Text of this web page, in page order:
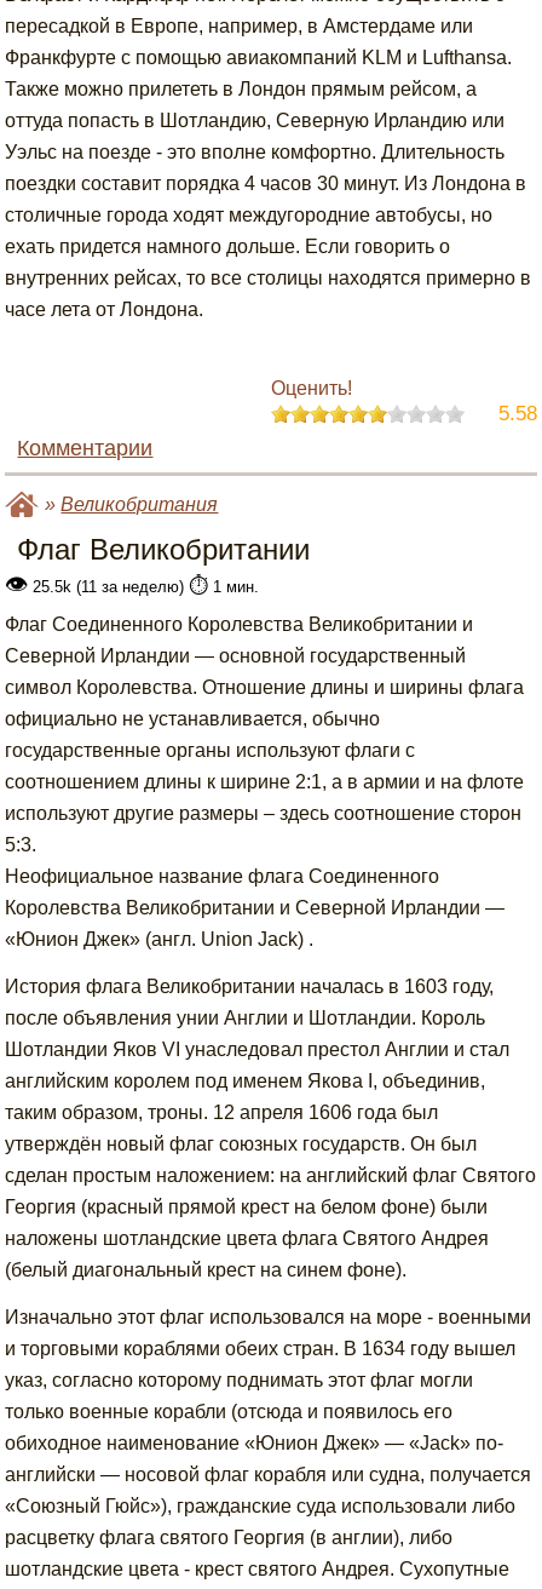
пересадкой в Европе, например, в Амстердаме или
Франкфурте с помощью авиакомпаний KLM и Lufthansa.
Также можно прилететь в Лондон прямым рейсом, а
оттуда попасть в Шотландию, Северную Ирландию или
Уэльс на поезде - это вполне комфортно. Длительность
поездки составит порядка 4 часов 30 минут. Из Лондона в
столичные города ходят междугородние автобусы, но
ехать придется намного дольше. Если говорить о
внутренних рейсах, то все столицы находятся примерно в
часе лета от Лондона.
Оценить!
5.58
Комментарии
»Великобритания
Флаг Великобритании
👁 25.5k (11 за неделю) ⏱️ 1 мин.
Флаг Соединенного Королевства Великобритании и
Северной Ирландии — основной государственный
символ Королевства. Отношение длины и ширины флага
официально не устанавливается, обычно
государственные органы используют флаги с
соотношением длины к ширине 2:1, а в армии и на флоте
используют другие размеры – здесь соотношение сторон
5:3.
Неофициальное название флага Соединенного
Королевства Великобритании и Северной Ирландии —
«Юнион Джек» (англ. Union Jack) .
История флага Великобритании началась в 1603 году,
после объявления унии Англии и Шотландии. Король
Шотландии Яков VI унаследовал престол Англии и стал
английским королем под именем Якова I, объединив,
таким образом, троны. 12 апреля 1606 года был
утверждён новый флаг союзных государств. Он был
сделан простым наложением: на английский флаг Святого
Георгия (красный прямой крест на белом фоне) были
наложены шотландские цвета флага Святого Андрея
(белый диагональный крест на синем фоне).
Изначально этот флаг использовался на море - военными
и торговыми кораблями обеих стран. В 1634 году вышел
указ, согласно которому поднимать этот флаг могли
только военные корабли (отсюда и появилось его
обиходное наименование «Юнион Джек» — «Jack» по-
английски — носовой флаг корабля или судна, получается
«Союзный Гюйс»), гражданские суда использовали либо
расцветку флага святого Георгия (в англии), либо
шотландские цвета - крест святого Андрея. Сухопутные